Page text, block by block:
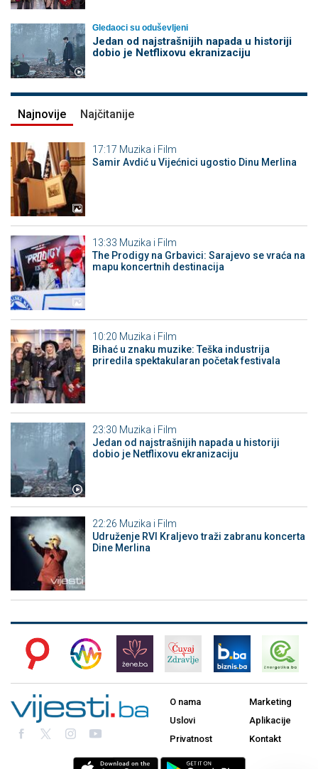
Gledaoci su oduševljeni
Jedan od najstrašnijih napada u historiji
dobio je Netflixovu ekranizaciju
Najnovije Najčitanije
17:17 Muzika i Film
Samir Avdić u Vijećnici ugostio Dinu Merlina
13:33 Muzika i Film
The Prodigy na Grbavici: Sarajevo se vraća na
mapu koncertnih destinacija
10:20 Muzika i Film
Bihać u znaku muzike: Teška industrija
priredila spektakularan početak festivala
23:30 Muzika i Film
Jedan od najstrašnijih napada u historiji
dobio je Netflixovu ekranizaciju
22:26 Muzika i Film
Udruženje RVI Kraljevo traži zabranu koncerta
Dine Merlina
O nama
Uslovi
Privatnost
Marketing
Aplikacije
Kontakt